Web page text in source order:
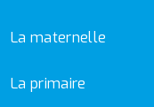
La maternelle
La primaire